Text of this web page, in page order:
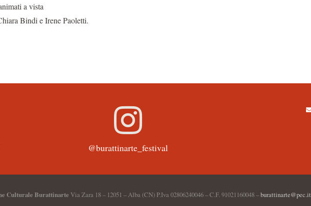
a vista
Bindi e Irene Paoletti.
@burattinarte_festival
Culturale Burattinarte Via Zara 18 – 12051 – Alba (CN) P.Iva 02806240046 – C.F. 91021160048 –burattinarte@pec.it